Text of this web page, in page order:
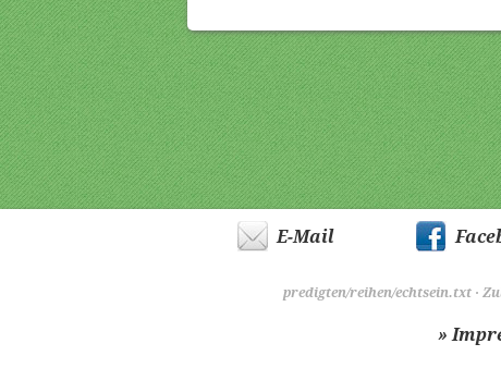
E-Mail
predigten/reihen/echtsein.txt·
»